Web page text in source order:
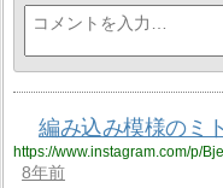
編み込み模様のミ
https://www.instagram.com/p/
8年前